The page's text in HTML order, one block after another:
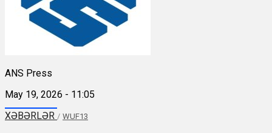
ANS Press
May 19, 2026 - 11:05
XƏBƏRLƏR / WUF13